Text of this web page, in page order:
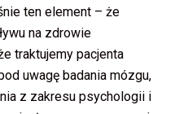
ten element – że
na zdrowie
traktujemy pacjenta
uwagę badania mózgu,
z zakresu psychologii i